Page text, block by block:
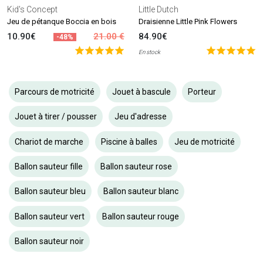
Kid's Concept
Jeu de pétanque Boccia en bois
10.90€ -48% 21.00 €
Little Dutch
Draisienne Little Pink Flowers
84.90€
En stock
Parcours de motricité Jouet à bascule Porteur
Jouet à tirer / pousser Jeu d'adresse
Chariot de marche Piscine à balles Jeu de motricité
Ballon sauteur fille Ballon sauteur rose
Ballon sauteur bleu Ballon sauteur blanc
Ballon sauteur vert Ballon sauteur rouge
Ballon sauteur noir